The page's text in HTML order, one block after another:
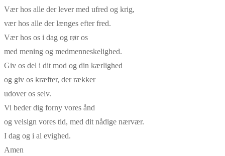
Vær hos alle der lever med ufred og krig,
vær hos alle der længes efter fred.
Vær hos os i dag og rør os
med mening og medmenneskelighed.
Giv os del i dit mod og din kærlighed
og giv os kræfter, der rækker
udover os selv.
Vi beder dig forny vores ånd
og velsign vores tid, med dit nådige nærvær.
I dag og i al evighed.
Amen